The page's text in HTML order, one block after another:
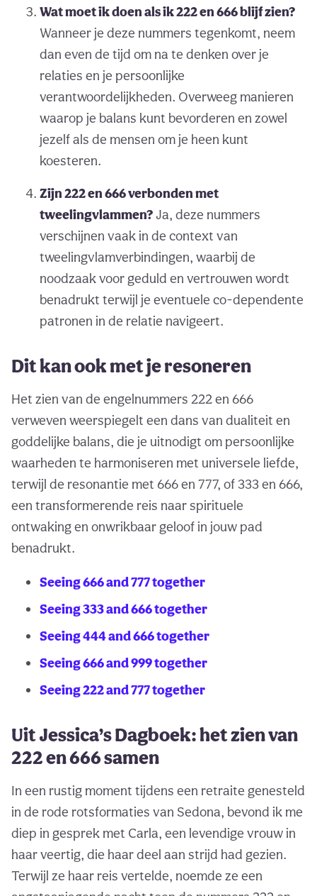
Wat moet ik doen als ik 222 en 666 blijf zien?
Wanneer je deze nummers tegenkomt, neem
dan even de tijd om na te denken over je
relaties en je persoonlijke
verantwoordelijkheden. Overweeg manieren
waarop je balans kunt bevorderen en zowel
jezelf als de mensen om je heen kunt
koesteren.
Zijn 222 en 666 verbonden met
tweelingvlammen?Ja, deze nummers
verschijnen vaak in de context van
tweelingvlamverbindingen, waarbij de
noodzaak voor geduld en vertrouwen wordt
benadrukt terwijl je eventuele co-dependente
patronen in de relatie navigeert.
Dit kan ook met je resoneren
Het zien van de engelnummers 222 en 666
verweven weerspiegelt een dans van dualiteit en
goddelijke balans, die je uitnodigt om persoonlijke
waarheden te harmoniseren met universele liefde,
terwijl de resonantie met 666 en 777, of 333 en 666,
een transformerende reis naar spirituele
ontwaking en onwrikbaar geloof in jouw pad
benadrukt.
Seeing 666 and 777 together
Seeing 333 and 666 together
Seeing 444 and 666 together
Seeing 666 and 999 together
Seeing 222 and 777 together
Uit Jessica’s Dagboek: het zien van
222 en 666 samen
In een rustig moment tijdens een retraite genesteld
in de rode rotsformaties van Sedona, bevond ik me
diep in gesprek met Carla, een levendige vrouw in
haar veertig, die haar deel aan strijd had gezien.
Terwijl ze haar reis vertelde, noemde ze een